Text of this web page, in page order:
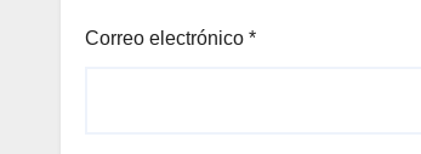
Correo electrónico *